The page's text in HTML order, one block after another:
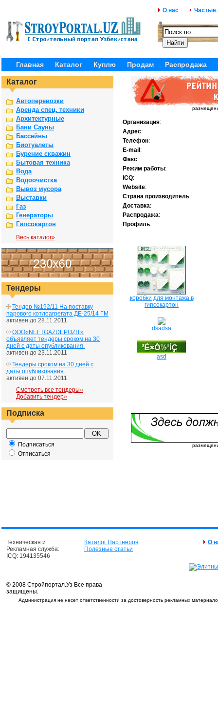
О нас Частые
Главная Каталог Куплю Продам Распродажа
Каталог
Автоперевозки
Аренда спец. техники
Архитектурные
Бани Сауны
Бассейны
Биотуалеты
Бурение скважин
Бытовая техника
Вода
Водоочистка
Вывоз мусора
Выставки
Газ
Генераторы
Гипсокартон
Весь каталог»
Тендеры
Тендер №192/11 На поставку
парового котлоагрегата ДЕ-25/14 ГМ
активен до 28.11.2011
ООО«NEFTGAZDEPOZIT»
объявляет тендеры сроком на 30
дней с даты опубликования.
активен до 23.11.2011
Тендеры сроком на 30 дней с
даты опубликования:
активен до 07.11.2011
Смотреть все тендеры»
Добавить тендер»
Подписка
Подписаться
Отписаться
Организация:
Адрес:
Телефон:
E-mail :
Факс:
Режим работы:
ICQ:
Website:
Страна производитель:
Доставка:
Распродажа:
Профиль:
коробки для монтажа в
гипсокартон
dsadsa
asd
Техническая и
Рекламная служба:
ICQ: 194135546
Каталог Партнеров
Полезные статьи
О
© 2008 Стройпортал.Уз Все права
защищены.
Администрация не несет ответственности за достоверность рекламных